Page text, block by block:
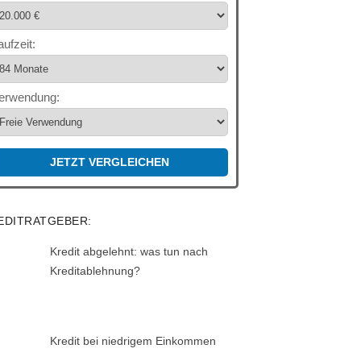
JETZT VERGLEICHEN
Kredit abgelehnt: was tun nach
Kreditablehnung?
Kredit bei niedrigem Einkommen